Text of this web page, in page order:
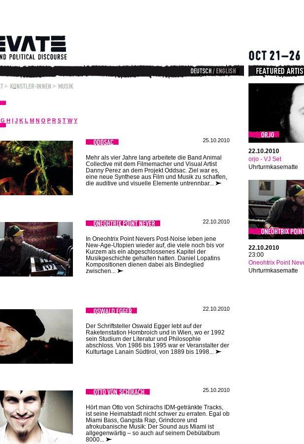
G H I J K L M N O P R S T W Y
25.10.2010
Mehr als vier Jahre lang arbeitete die Band Animal
Collective mit dem Filmemacher und Visual Artist
Danny Perez an dem Projekt Oddsac. Ziel war es,
eine neue Synthese aus Film und Musik zu schaffen,
die auditive und visuelle Elemente untrennbar...
22.10.2010
In Oneohtrix Point Nevers Post-Noise leben jene
New-Age-Utopien wieder auf, die viele noch bis vor
Kurzem als ein abgeschlossenes Kapitel der
Musikgeschichte gehalten hatten. Daniel Lopatins
Kompositionen dienen dabei als Bindeglied
zwischen...
22.10.2010
Der Schriftsteller Oswald Egger lebt auf der
Raketenstation Hombroich und in Wien, wo er 1992
sein Studium der Literatur und Philosophie
abschloss. Von 1986 bis 1995 war er Veranstalter der
Kulturtage Lanain Südtirol, von 1889 bis 1998...
25.10.2010
Hört man Otto von Schirachs IDM-getränkte Tracks,
ist seine Heimatstadt nicht schwer zu erraten. Egal ob
Miami Bass, Gangsta Rap, Grindcore und
afrokubanische Musik: Der Sound aus Miami ist
allgegenwärtig – so auch auf seinem Debütalbum
8000...
22.10.2010
orjo - VJ Set
Uhrturmkasematte
22.10.2010
23:00
Oneohtrix Point
Uhrturmkasematte